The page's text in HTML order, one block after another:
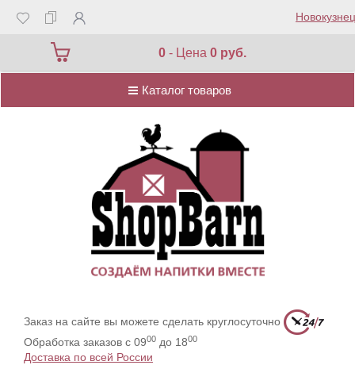
0 - Цена0 руб.
Каталог товаров
Каталог товаров
Заказ на сайте вы можете сделать круглосуточно
Обработка заказов с 0900 до 1800
Доставка по всей России